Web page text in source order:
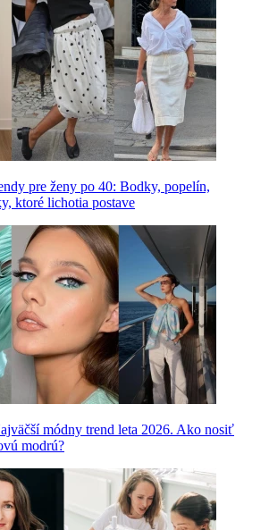
pre ženy po 40: Bodky, popelín,
ktoré lichotia postave
módny trend leta 2026. Ako nosiť
modrú?